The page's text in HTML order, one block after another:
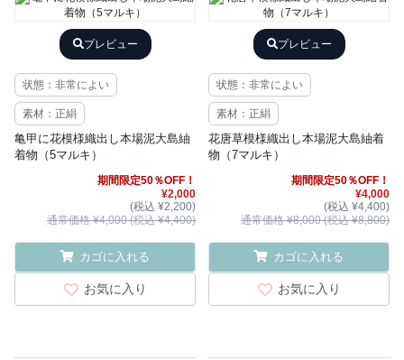
プレビュー
状態：非常によい
素材：正絹
亀甲に花模様織出し本場泥大島紬
着物（5マルキ）
期間限定50％OFF！
¥2,000
(税込 ¥2,200)
通常価格 ¥4,000 (税込 ¥4,400)
カゴに入れる
お気に入り
プレビュー
状態：非常によい
素材：正絹
花唐草模様織出し本場泥大島紬着
物（7マルキ）
期間限定50％OFF！
¥4,000
(税込 ¥4,400)
通常価格 ¥8,000 (税込 ¥8,800)
カゴに入れる
お気に入り